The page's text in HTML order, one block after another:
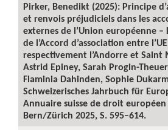
Pirker, Benedikt (2025): Principe
et renvois préjudiciels dans les
externes de l’Union européenne –
de l’Accord d’association entre
respectivement l’Andorre et Saint
Astrid Epiney, Sarah Progin-
Flaminia Dahinden, Sophie
Schweizerisches Jahrbuch für
Annuaire suisse de droit européen
Bern/Zürich 2025, S. 595–614.